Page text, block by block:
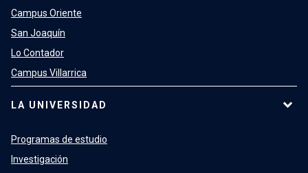
Campus Oriente
San Joaquín
Lo Contador
Campus Villarrica
LA UNIVERSIDAD
Programas de estudio
Investigación